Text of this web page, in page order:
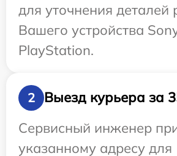
для уточнения деталей
Вашего устройства
PlayStation.
2
Выезд курьера за
Сервисный инженер
указанному адресу для